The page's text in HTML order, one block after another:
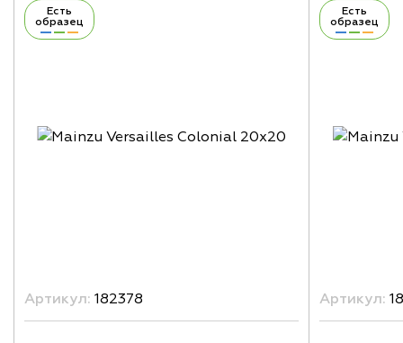
Есть
образец
Артикул: 182378
Есть
образец
Артикул: